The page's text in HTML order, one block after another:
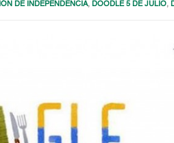
DE INDEPENDENCIA, DOODLE 5 DE JULIO,